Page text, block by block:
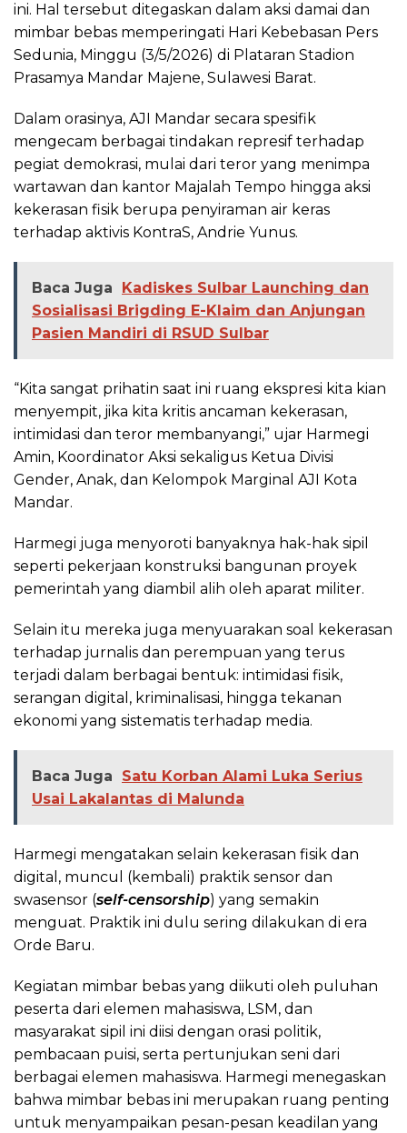
ini. Hal tersebut ditegaskan dalam aksi damai dan
mimbar bebas memperingati Hari Kebebasan Pers
Sedunia, Minggu (3/5/2026) di Plataran Stadion
Prasamya Mandar Majene, Sulawesi Barat.
Dalam orasinya, AJI Mandar secara spesifik
mengecam berbagai tindakan represif terhadap
pegiat demokrasi, mulai dari teror yang menimpa
wartawan dan kantor Majalah Tempo hingga aksi
kekerasan fisik berupa penyiraman air keras
terhadap aktivis KontraS, Andrie Yunus.
Baca Juga
Kadiskes Sulbar Launching dan
Sosialisasi Brigding E-Klaim dan Anjungan
Pasien Mandiri di RSUD Sulbar
“Kita sangat prihatin saat ini ruang ekspresi kita kian
menyempit, jika kita kritis ancaman kekerasan,
intimidasi dan teror membanyangi,” ujar Harmegi
Amin, Koordinator Aksi sekaligus Ketua Divisi
Gender, Anak, dan Kelompok Marginal AJI Kota
Mandar.
Harmegi juga menyoroti banyaknya hak-hak sipil
seperti pekerjaan konstruksi bangunan proyek
pemerintah yang diambil alih oleh aparat militer.
Selain itu mereka juga menyuarakan soal kekerasan
terhadap jurnalis dan perempuan yang terus
terjadi dalam berbagai bentuk: intimidasi fisik,
serangan digital, kriminalisasi, hingga tekanan
ekonomi yang sistematis terhadap media.
Baca Juga
Satu Korban Alami Luka Serius
Usai Lakalantas di Malunda
Harmegi mengatakan selain kekerasan fisik dan
digital, muncul (kembali) praktik sensor dan
swasensor (self-censorship) yang semakin
menguat. Praktik ini dulu sering dilakukan di era
Orde Baru.
Kegiatan mimbar bebas yang diikuti oleh puluhan
peserta dari elemen mahasiswa, LSM, dan
masyarakat sipil ini diisi dengan orasi politik,
pembacaan puisi, serta pertunjukan seni dari
berbagai elemen mahasiswa. Harmegi menegaskan
bahwa mimbar bebas ini merupakan ruang penting
untuk menyampaikan pesan-pesan keadilan yang